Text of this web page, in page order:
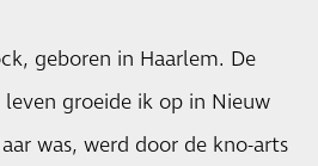
geboren in Haarlem. De
groeide ik op in Nieuw
was, werd door de kno-arts